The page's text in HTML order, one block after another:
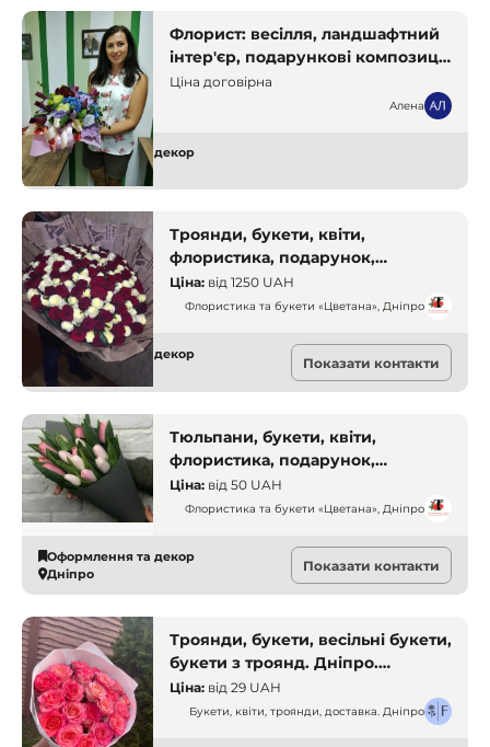
Флорист: весілля, ландшафтний
інтер'єр, подарункові композиції.
Дніпро. Декоратори та флористи
Ціна договірна
Алена
Оформлення та декор
Дніпро
Троянди, букети, квіти,
флористика, подарунок,
доставка. Дніпро. Декоратори та
флористи
Ціна: від 1250 UAH
Флористика та букети «Цветана», Дніпро
Оформлення та декор
Дніпро
Показати контакти
Тюльпани, букети, квіти,
флористика, подарунок,
доставка. Дніпро. Декоратори та
флористи
Ціна: від 50 UAH
Флористика та букети «Цветана», Дніпро
Оформлення та декор
Дніпро
Показати контакти
Троянди, букети, весільні букети,
букети з троянд. Дніпро.
Декоратори і флористи
Ціна: від 29 UAH
Букети, квіти, троянди, доставка. Дніпро